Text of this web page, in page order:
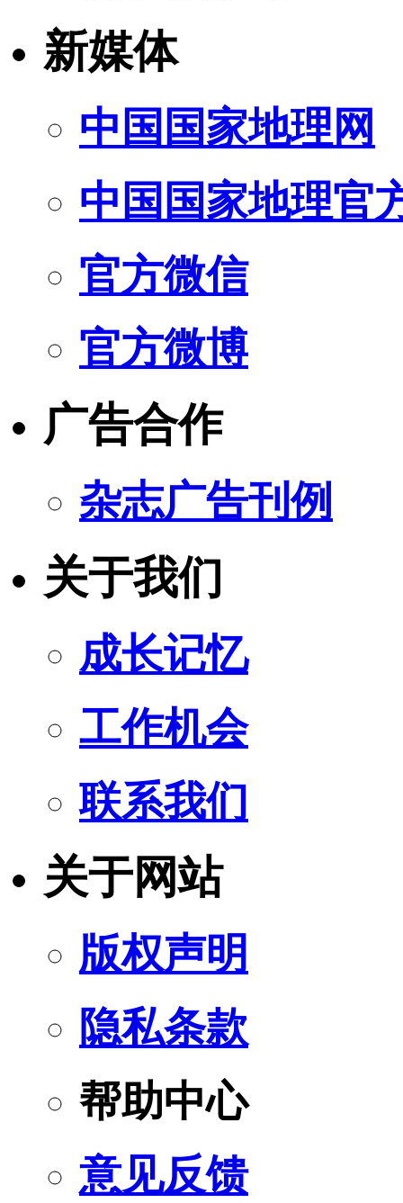
新媒体
中国国家地理网
中国国家地理官
官方微信
官方微博
广告合作
杂志广告刊例
关于我们
成长记忆
工作机会
联系我们
关于网站
版权声明
隐私条款
帮助中心
意见反馈